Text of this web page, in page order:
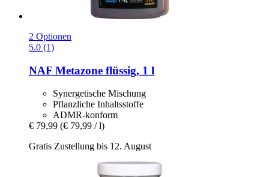
2 Optionen
5.0 (1)
NAF Metazone flüssig, 1 l
Synergetische Mischung
Pflanzliche Inhaltsstoffe
ADMR-konform
€ 79,99 (€ 79,99 / l)
Gratis Zustellung bis 12. August